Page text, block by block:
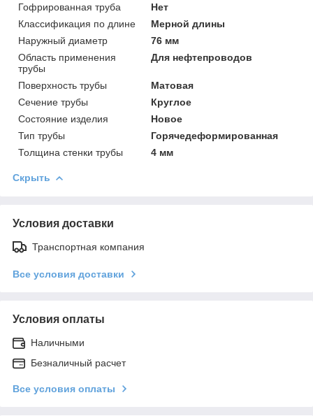
Гофрированная труба
Нет
Классификация по длине
Мерной длины
Наружный диаметр
76 мм
Область применения
трубы
Для нефтепроводов
Поверхность трубы
Матовая
Сечение трубы
Круглое
Состояние изделия
Новое
Тип трубы
Горячедеформированная
Толщина стенки трубы
4 мм
Скрыть
Условия доставки
Транспортная компания
Все условия доставки
Условия оплаты
Наличными
Безналичный расчет
Все условия оплаты